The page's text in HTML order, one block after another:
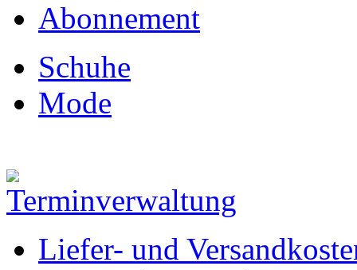
Abonnement
Schuhe
Mode
Liefer- und